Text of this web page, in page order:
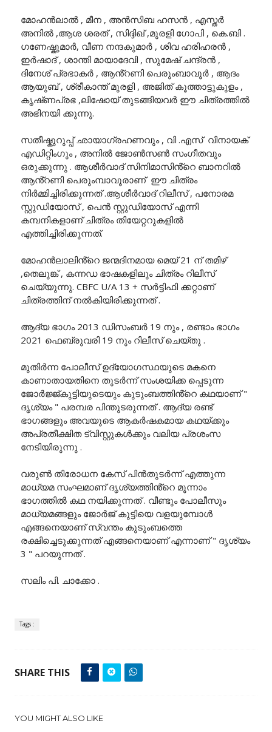
മോഹൻലാൽ , മീന , അൻസിബ ഹസൻ , എസ്തർ
അനിൽ ,ആശ ശരത് , സിദ്ദിഖ് ,മുരളി ഗോപി , കെ.ബി .
ഗണേഷ്കുമാർ, വീണ നന്ദകുമാർ , ശിവ ഹരിഹരൻ ,
ഇർഷാദ് , ശാന്തി മായാദേവി , സുമേഷ് ചന്ദ്രൻ ,
ദിനേശ് പ്രഭാകർ , ആൻ്റണി പെരുംബാവൂർ , ആദം
ആയുബ് , ശ്രീകാന്ത് മുരളി , അജിത് കൂത്താട്ടുകുളം ,
കൃഷ്‌ണപ്രഭ ,ലിഷോയ് തുടങ്ങിയവർ ഈ ചിത്രത്തിൽ
അഭിനയി ക്കുന്നു.
സതീഷ്കുറുപ്പ് ഛായാഗ്രഹണവും , വി .എസ് വിനായക്
എഡിറ്റിംഗും , അനിൽ ജോൺസൺ സംഗീതവും
ഒരുക്കുന്നു . ആശീർവാദ് സിനിമാസിൻ്റെ ബാനറിൽ
ആൻ്റണി പെരുംമ്പാവൂരാണ് ഈ ചിത്രം
നിർമ്മിച്ചിരിക്കുന്നത് .ആശീർവാദ് റിലീസ് , പനോരമ
സ്റ്റുഡിയോസ് , പെൻ സ്റ്റുഡിയോസ് എന്നി
കമ്പനികളാണ് ചിത്രം തിയേറ്ററുകളിൽ
എത്തിച്ചിരിക്കുന്നത്.
മോഹൻലാലിൻ്റെ ജന്മദിനമായ മെയ് 21 ന് തമിഴ്
,തെലുങ്ക് , കന്നഡ ഭാഷകളിലും ചിത്രം റിലീസ്
ചെയ്യുന്നു. CBFC U/A 13 + സർട്ടിഫി ക്കറ്റാണ്
ചിത്രത്തിന് നൽകിയിരിക്കുന്നത് .
ആദ്യ ഭാഗം 2013 ഡിസംബർ 19 നും , രണ്ടാം ഭാഗം
2021 ഫെബ്രുവരി 19 നും റിലീസ് ചെയ്തു .
മുതിർന്ന പോലീസ് ഉദ്യോഗസ്ഥയുടെ മകനെ
കാണാതായതിനെ തുടർന്ന് സംശയിക്ക പ്പെടുന്ന
ജോർജ്ജ്കുട്ടിയുടെയും കുടുംബത്തിൻ്റെ കഥയാണ് "
ദൃശ്യം " പരമ്പര പിന്തുടരുന്നത് . ആദ്യ രണ്ട്
ഭാഗങ്ങളും അവയുടെ ആകർഷകമായ കഥയ്ക്കും
അപ്രതീക്ഷിത ട്വിസ്റ്റുകൾക്കും വലിയ പ്രശംസ
നേടിയിരുന്നു .
വരുൺ തിരോധന കേസ് പിൻതുടർന്ന് എത്തുന്ന
മാധ്യമ സംഘമാണ് ദൃശ്യത്തിൻ്റെ മൂന്നാം
ഭാഗത്തിൽ കഥ നയിക്കുന്നത് . വീണ്ടും പോലീസും
മാധ്യമങ്ങളും ജോർജ് കുട്ടിയെ വളയുമ്പോൾ
എങ്ങനെയാണ് സ്വന്തം കുടുംബത്തെ
രക്ഷിച്ചെടുക്കുന്നത് എങ്ങനെയാണ് എന്നാണ് " ദൃശ്യം
3 " പറയുന്നത് .
സലിം പി. ചാക്കോ .
Tags :
SHARE THIS
YOU MIGHT ALSO LIKE